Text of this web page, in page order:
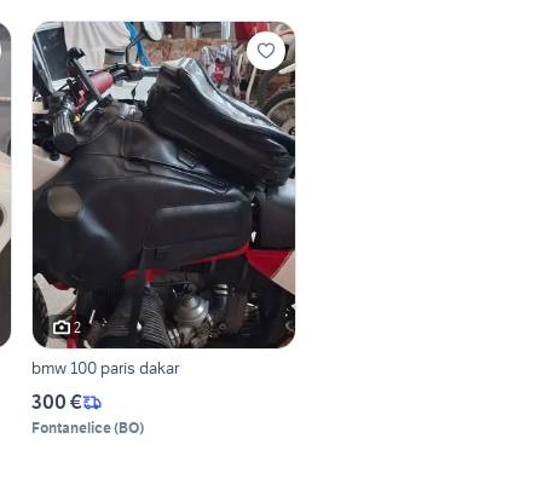
2
bmw 100 paris dakar
300 €
Fontanelice(BO)